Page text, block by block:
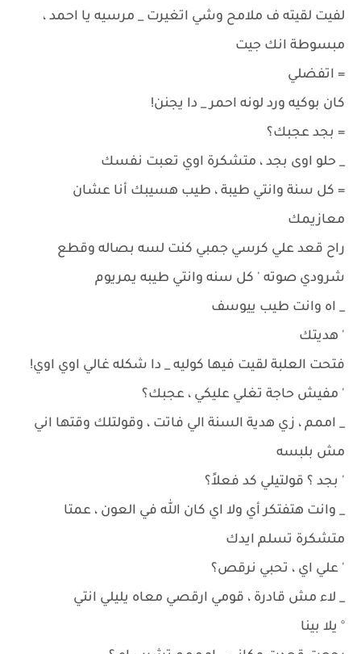
لفيت لقيته ف ملامح وشي اتغيرت _ مرسيه يا احمد ،
مبسوطة انك جيت
= اتفضلي
كان بوكيه ورد لونه احمر _ دا يجنن!
= بجد عجبك؟
_ حلو اوى بجد ، متشكرة اوي تعبت نفسك
= كل سنة وانتي طيبة ، طيب هسيبك أنا عشان
معازيمك
راح قعد علي كرسي جمبي كنت لسه بصاله وقطع
شرودي صوته ' كل سنه وانتي طيبه يمريوم
_ اه وانت طيب ييوسف
' هديتك
فتحت العلبة لقيت فيها كوليه _ دا شكله غالي اوي اوي!
' مفيش حاجة تغلي عليكي ، عجبك؟
_ اممم ، زي هدية السنة الي فاتت ، وقولتلك وقتها اني
مش بلبسه
' بجد ؟ قولتيلي كد فعلاً؟
_ وانت هتفتكر أي ولا اي كان الله في العون ، عمتا
متشكرة تسلم ايدك
' علي اي ، تحبي نرقص؟
_ لاء مش قادرة ، قومي ارقصي معاه يليلي انتي
° يلا بينا